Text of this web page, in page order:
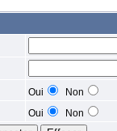
Oui
Non
Oui Non